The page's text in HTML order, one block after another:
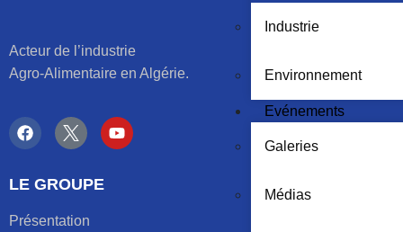
Industrie
Environnement
Evénements
Galeries
Médias
Acteur de l’industrie
Agro-Alimentaire en Algérie.
LE GROUPE
Présentation